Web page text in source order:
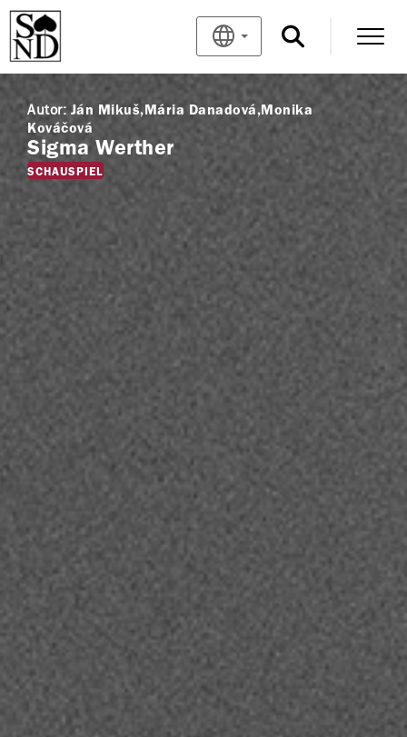
Autor: Ján Mikuš Mária Danadová
Monika
Kováčová
Sigma Werther
SCHAUSPIEL